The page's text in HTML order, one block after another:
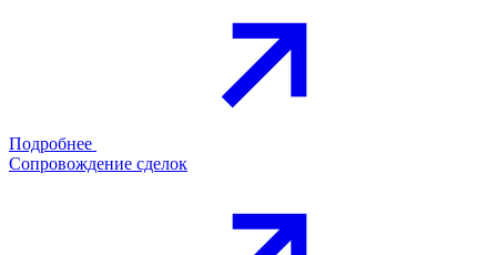
Подробнее
Сопровождение сделок